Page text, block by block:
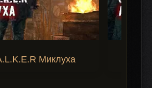
Миклуха